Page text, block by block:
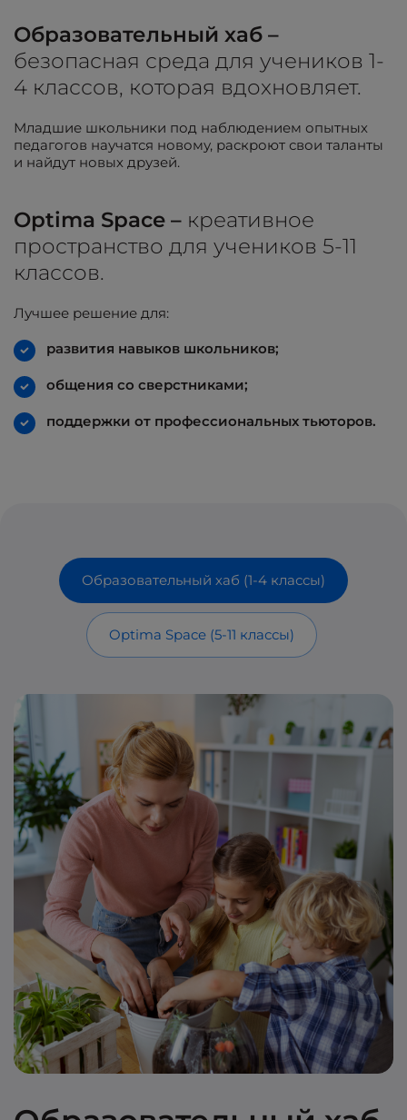
Образовательный хаб –
безопасная среда для учеников 1-
4 классов, которая вдохновляет.
Младшие школьники под наблюдением опытных
педагогов научатся новому, раскроют свои таланты
и найдут новых друзей.
Optima Space – креативное
пространство для учеников 5-11
классов.
Лучшее решение для:
развития навыков школьников;
общения со сверстниками;
поддержки от профессиональных тьюторов.
Образовательный хаб (1-4 классы)
Optima Space (5-11 классы)